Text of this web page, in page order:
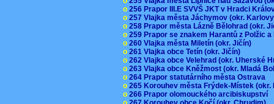
o 256 Prapor III.E SVVŠ JKT v Hradci
o 257 Vlajka města Jáchymov (okr.
o 258 Prapor města Lázně Bělohrad (okr.
o 259 Prapor se znakem Harantů z Polžic
o 260 Vlajka města Miletín (okr. Jičín)
o 261 Vlajka obce Tetín (okr. Jičín)
o 262 Vlajka obce Velehrad (okr. Uherské
o 263 Vlajka obce Kněžmost (okr. Mladá
o 264 Prapor statutárního města Ostrava
o 265 Korouhev města Frýdek-Místek
o 266 Prapor olomouckého arcibiskupství